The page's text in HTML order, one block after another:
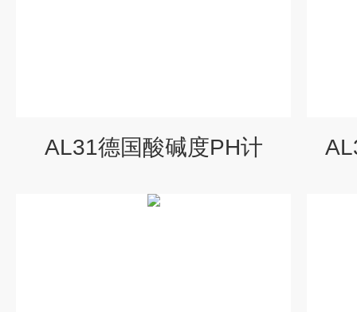
AL31德国酸碱度PH计